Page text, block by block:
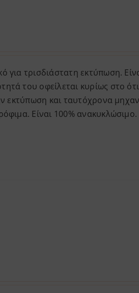
για τρισδιάστατη εκτύπωση.
του οφείλεται κυρίως στο ότι
εκτύπωση και ταυτόχρονα
Είναι 100% ανακυκλώσιμο.